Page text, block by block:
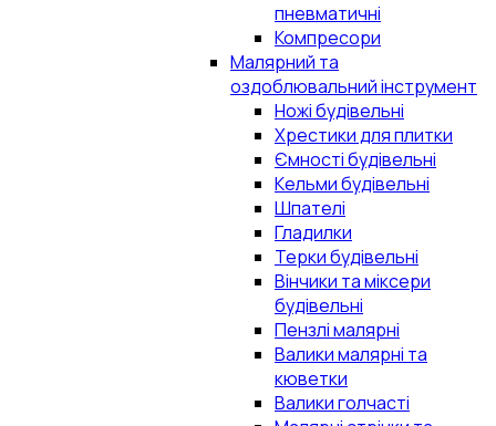
пневматичні
Компресори
Малярний та
оздоблювальний інструмент
Ножі будівельні
Хрестики для плитки
Ємності будівельні
Кельми будівельні
Шпателі
Гладилки
Терки будівельні
Вінчики та міксери
будівельні
Пензлі малярні
Валики малярні та
кюветки
Валики голчасті